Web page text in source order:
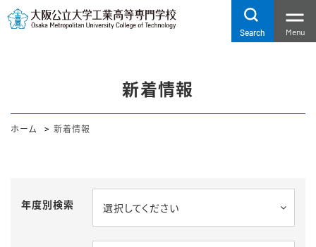
Search Menu
新着情報
ホーム 新着情報
年度別検索 選択してください